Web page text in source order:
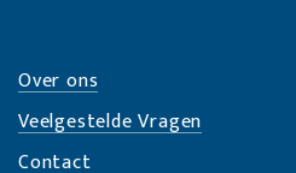
Over ons
Veelgestelde Vragen
Contact